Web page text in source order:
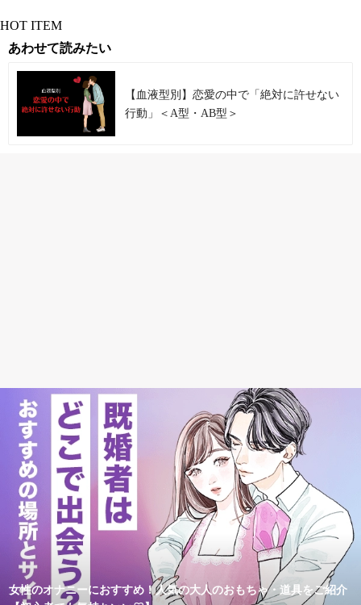
HOT ITEM
あわせて読みたい
【血液型別】恋愛の中で「絶対に許せない
行動」＜A型・AB型＞
女性のオナニーにおすすめ！人気の大人のおもちゃ・道具をご紹介